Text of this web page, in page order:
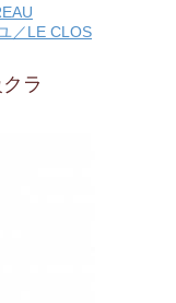
／LE CLOS
ラ